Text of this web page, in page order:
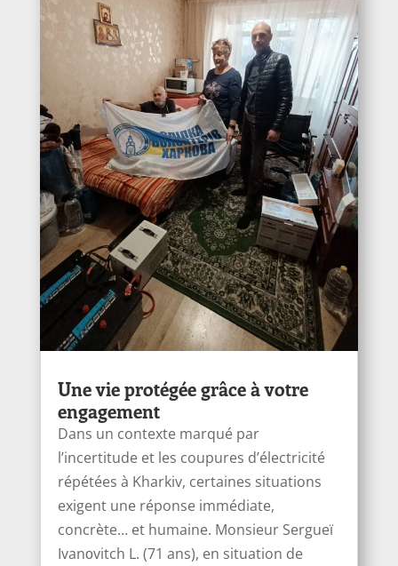
Une vie protégée grâce à votre
engagement
Dans un contexte marqué par
l’incertitude et les coupures d’électricité
répétées à Kharkiv, certaines situations
exigent une réponse immédiate,
concrète… et humaine. Monsieur Sergueï
Ivanоvitch L. (71 ans), en situation de